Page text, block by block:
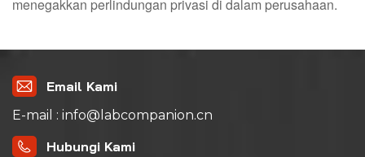
menegakkan perlindungan privasi di dalam perusahaan.
Email Kami
E-mail : info@labcompanion.cn
Hubungi Kami